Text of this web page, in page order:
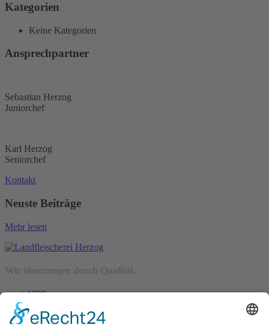
Kategorien
Keine Kategorien
Ansprechpartner
Sebastian Herzog
Juniorchef
Karl Herzog
Seniorchef
Kontakt
Neuste Beiträge
Mehr lesen
– seit 1898 –